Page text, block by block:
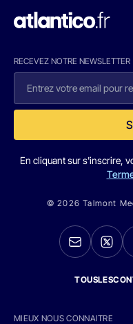
RECEVEZ NOTRE NEWSLETTER
En cliquant sur s'inscrire,
© 2026 Talmont
MIEUX NOUS CONNAITRE